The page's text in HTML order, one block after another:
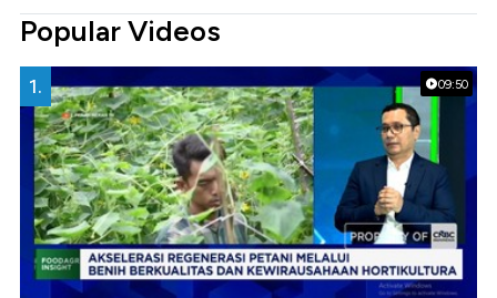
Popular Videos
09:50
1.